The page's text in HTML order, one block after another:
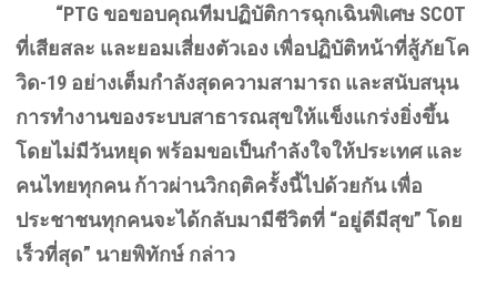
“PTG ขอขอบคุณทีมปฏิบัติการฉุกเฉินพิเศษ SCOT
ที่เสียสละ และยอมเสี่ยงตัวเอง เพื่อปฏิบัติหน้าที่สู้ภัยโค
วิด-19 อย่างเต็มกำลังสุดความสามารถ และสนับสนุน
การทำงานของระบบสาธารณสุขให้แข็งแกร่งยิ่งขึ้น
โดยไม่มีวันหยุด พร้อมขอเป็นกำลังใจให้ประเทศ และ
คนไทยทุกคน ก้าวผ่านวิกฤติครั้งนี้ไปด้วยกัน เพื่อ
ประชาชนทุกคนจะได้กลับมามีชีวิตที่ “อยู่ดีมีสุข” โดย
เร็วที่สุด” นายพิทักษ์ กล่าว